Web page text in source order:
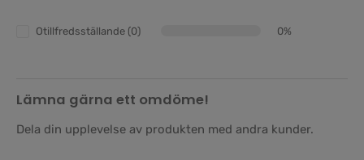
Otillfredsställande (0) 0%
Lämna gärna ett omdöme!
Dela din upplevelse av produkten med andra kunder.